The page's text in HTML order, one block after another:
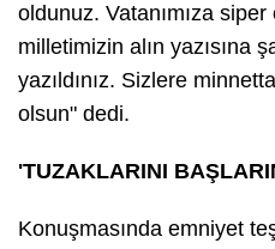
oldunuz. Vatanımıza
milletimizin alın yazısına
yazıldınız. Sizlere
olsun" dedi.
'TUZAKLARINI
Konuşmasında emniyet